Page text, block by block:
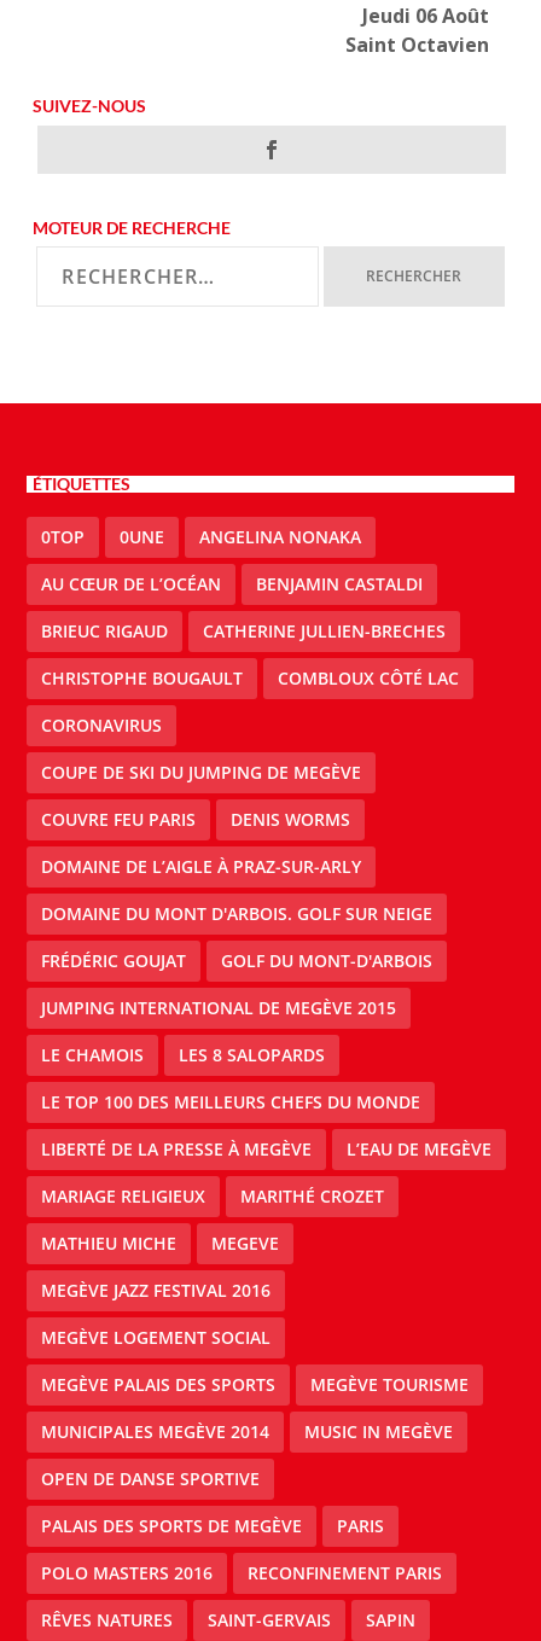
Jeudi 06 Août
Saint Octavien
SUIVEZ-NOUS
MOTEUR DE RECHERCHE
ÉTIQUETTES
0TOP 0UNE ANGELINA NONAKA
AU CŒUR DE L’OCÉAN BENJAMIN CASTALDI
BRIEUC RIGAUD CATHERINE JULLIEN-BRECHES
CHRISTOPHE BOUGAULT COMBLOUX CÔTÉ LAC
CORONAVIRUS
COUPE DE SKI DU JUMPING DE MEGÈVE
COUVRE FEU PARIS DENIS WORMS
DOMAINE DE L’AIGLE À PRAZ-SUR-ARLY
DOMAINE DU MONT D'ARBOIS. GOLF SUR NEIGE
FRÉDÉRIC GOUJAT GOLF DU MONT-D'ARBOIS
JUMPING INTERNATIONAL DE MEGÈVE 2015
LE CHAMOIS LES 8 SALOPARDS
LE TOP 100 DES MEILLEURS CHEFS DU MONDE
LIBERTÉ DE LA PRESSE À MEGÈVE L’EAU DE MEGÈVE
MARIAGE RELIGIEUX MARITHÉ CROZET
MATHIEU MICHE MEGEVE
MEGÈVE JAZZ FESTIVAL 2016
MEGÈVE LOGEMENT SOCIAL
MEGÈVE PALAIS DES SPORTS MEGÈVE TOURISME
MUNICIPALES MEGÈVE 2014 MUSIC IN MEGÈVE
OPEN DE DANSE SPORTIVE
PALAIS DES SPORTS DE MEGÈVE PARIS
POLO MASTERS 2016 RECONFINEMENT PARIS
RÊVES NATURES SAINT-GERVAIS SAPIN